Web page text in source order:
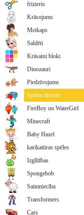
frizieris
Krāsojums
Meikaps
Saldēti
Krāsaini bloki
Dinozauri
Piedzīvojums
Spēles diviem
FireBoy un WaterGirl
Minecraft
Baby Hazel
karikatūras spēles
Izglītības
Spongebob
Saimniecība
Transformers
Cars